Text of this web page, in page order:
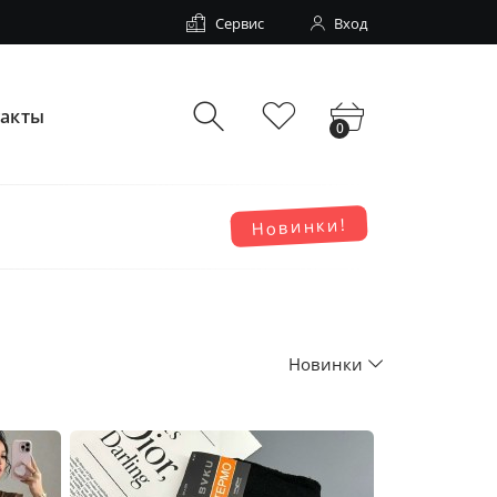
Сервис Вход
0
Новинки!
Новинки